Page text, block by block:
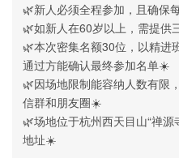
🌿新人必须全程参加，且确保
🌿如新人在60岁以上，需提
🌿本次密集名额30位，以精进
通过方能确认最终参加名单☀️
🌿因场地限制能容纳人数有限
信群和朋友圈☀️
🌿场地位于杭州西天目山“禅
地址☀️